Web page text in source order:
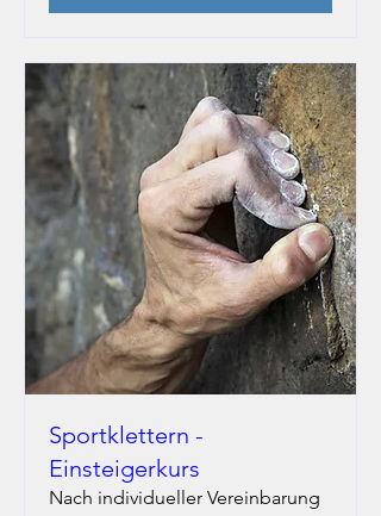
Sportklettern -
Einsteigerkurs
Nach individueller Vereinbarung